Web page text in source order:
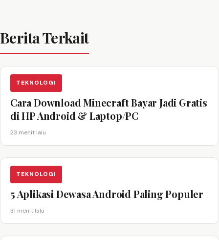
Berita Terkait
TEKNOLOGI
Cara Download Minecraft Bayar Jadi Gratis
di HP Android & Laptop/PC
23 menit lalu
TEKNOLOGI
5 Aplikasi Dewasa Android Paling Populer
31 menit lalu